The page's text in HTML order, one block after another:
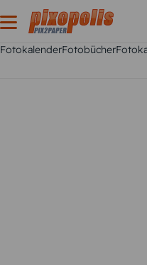
FotokalenderFotobücher